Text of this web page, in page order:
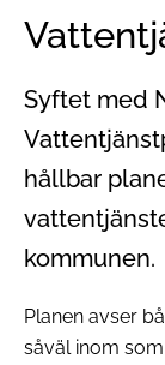
Syftet med
hållbar
kommunen.
Planen avser
såväl inom